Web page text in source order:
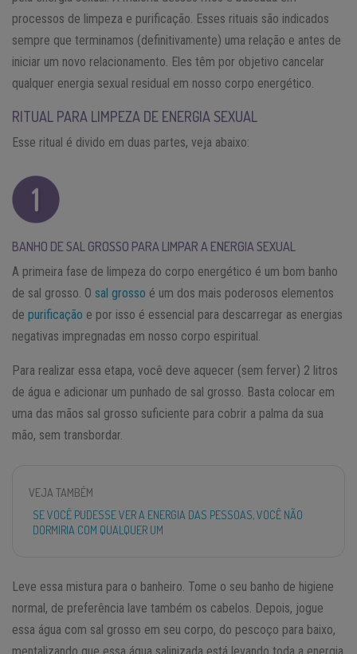
processos de limpeza e purificação. Esses rituais são indicados
sempre que terminamos (definitivamente) uma relação e antes de
iniciar um novo relacionamento. Eles têm por objetivo cancelar
qualquer energia sexual residual em nosso corpo energético.
RITUAL PARA LIMPEZA DE ENERGIA SEXUAL
Esse ritual é divido em duas partes, veja abaixo:
BANHO DE SAL GROSSO PARA LIMPAR A ENERGIA SEXUAL
A primeira fase de limpeza do corpo energético é um bom banho
de sal grosso. O sal grosso é um dos mais poderosos elementos
de purificação e por isso é essencial para descarregar as energias
negativas impregnadas em nosso corpo espiritual.
Para realizar essa etapa, você deve aquecer (sem ferver) 2 litros
de água e adicionar um punhado de sal grosso. Basta colocar em
uma das mãos sal grosso suficiente para cobrir a palma da sua
mão, sem transbordar.
VEJA TAMBÉM
SE VOCÊ PUDESSE VER A ENERGIA DAS PESSOAS, VOCÊ NÃO
DORMIRIA COM QUALQUER UM
Leve essa mistura para o banheiro. Tome o seu banho de higiene
normal, de preferência lave também os cabelos. Depois, jogue
essa água com sal grosso em seu corpo, do pescoço para baixo,
mentalizando que essa água salinizada está levando toda a energia